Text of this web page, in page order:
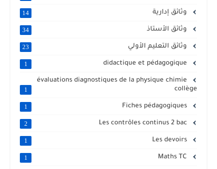
وثائق إدارية 14
وثائق الأستاذ 34
وثائق التعليم الأولي 23
1
évaluations diagnostiques de la physique chimie
collège
1
Fiches pédagogiques
1
Les contrôles continus 2 bac
2
Les devoirs
1
1